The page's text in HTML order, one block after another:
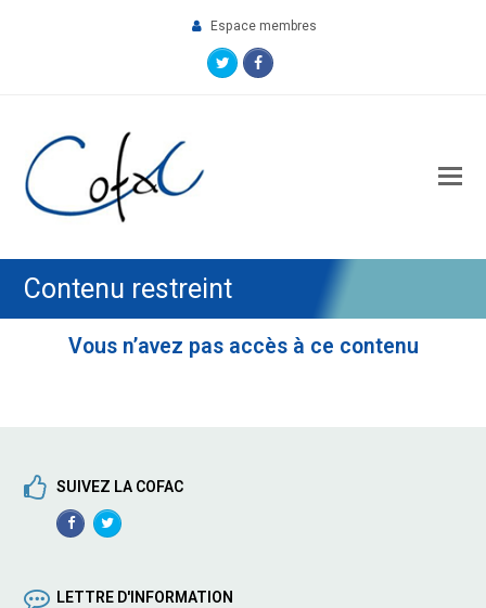
Espace membres
TwitterFacebook
Contenu restreint
Vous n’avez pas accès à ce contenu
SUIVEZ LA COFAC
FacebookTwitterProfile
LETTRE D'INFORMATION